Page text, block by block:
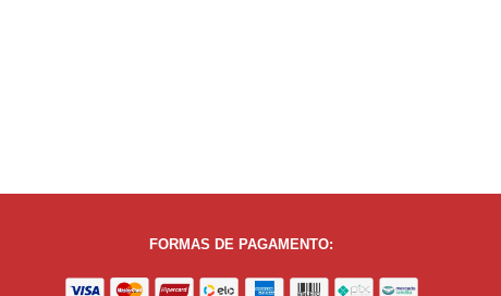
FORMAS DE PAGAMENTO: